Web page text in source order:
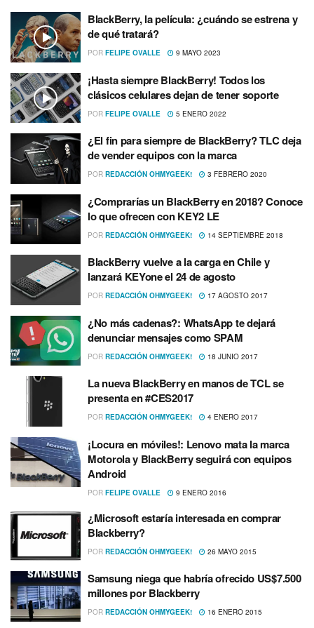
BlackBerry, la película: ¿cuándo se estrena y
de qué tratará?
POR FELIPE OVALLE 9 MAYO 2023
¡Hasta siempre BlackBerry! Todos los
clásicos celulares dejan de tener soporte
POR FELIPE OVALLE 5 ENERO 2022
¿El fin para siempre de BlackBerry? TLC deja
de vender equipos con la marca
POR REDACCIÓN OHMYGEEK! 3 FEBRERO 2020
¿Comprarí­as un BlackBerry en 2018? Conoce
lo que ofrecen con KEY2 LE
POR REDACCIÓN OHMYGEEK! 14 SEPTIEMBRE 2018
BlackBerry vuelve a la carga en Chile y
lanzará KEYone el 24 de agosto
POR REDACCIÓN OHMYGEEK! 17 AGOSTO 2017
¿No más cadenas?: WhatsApp te dejará
denunciar mensajes como SPAM
POR REDACCIÓN OHMYGEEK! 18 JUNIO 2017
La nueva BlackBerry en manos de TCL se
presenta en #CES2017
POR REDACCIÓN OHMYGEEK! 4 ENERO 2017
¡Locura en móviles!: Lenovo mata la marca
Motorola y BlackBerry seguirá con equipos
Android
POR FELIPE OVALLE 9 ENERO 2016
¿Microsoft estarí­a interesada en comprar
Blackberry?
POR REDACCIÓN OHMYGEEK! 26 MAYO 2015
Samsung niega que habrí­a ofrecido US$7.500
millones por Blackberry
POR REDACCIÓN OHMYGEEK! 16 ENERO 2015